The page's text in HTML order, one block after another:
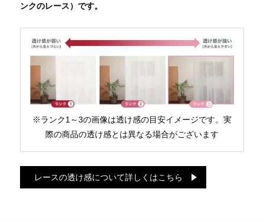
ンクのレース）です。
※ランク1～3の画像は透け感の目安イメージです。実
際の商品の透け感とは異なる場合がございます
レースの透け感について詳しくはこちら